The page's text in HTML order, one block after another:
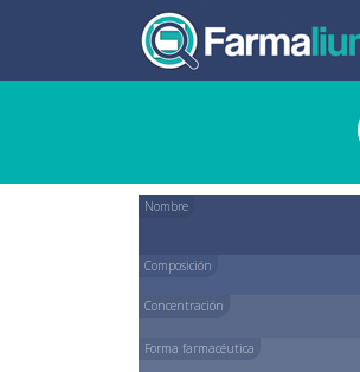
Nombre
Composición
Concentración
Forma farmacéutica